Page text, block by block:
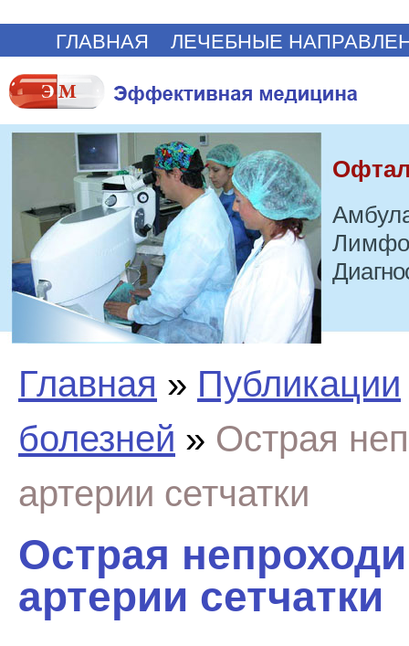
ГЛАВНАЯ ЛЕЧЕБНЫЕ
Главная » Публикации
болезней » Острая
артерии сетчатки
Острая
артерии сетчатки